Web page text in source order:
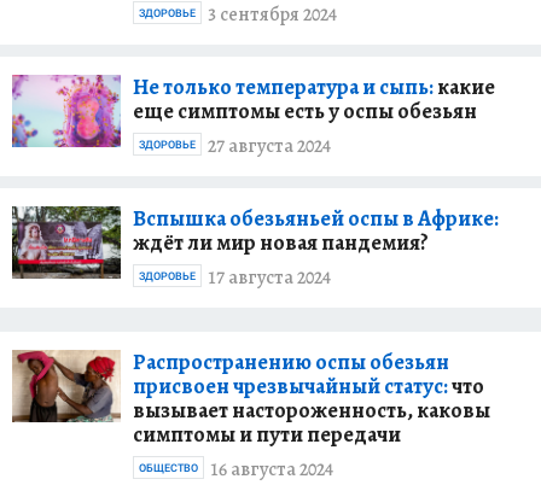
3 сентября 2024
ЗДОРОВЬЕ
Не только температура и сыпь:какие
еще симптомы есть у оспы обезьян
27 августа 2024
ЗДОРОВЬЕ
Вспышка обезьяньей оспы в Африке:
ждёт ли мир новая пандемия?
17 августа 2024
ЗДОРОВЬЕ
Распространению оспы обезьян
присвоен чрезвычайный статус:что
вызывает настороженность, каковы
симптомы и пути передачи
16 августа 2024
ОБЩЕСТВО